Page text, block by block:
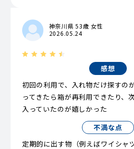
神奈川県 53歳 女性
2026.05.24
感想
初回の利用で、入れ物だけ探すの
ってきたら箱が再利用できたり、
入っていたのが嬉しかった
不満な点
定期的に出す物（例えばワイシャ